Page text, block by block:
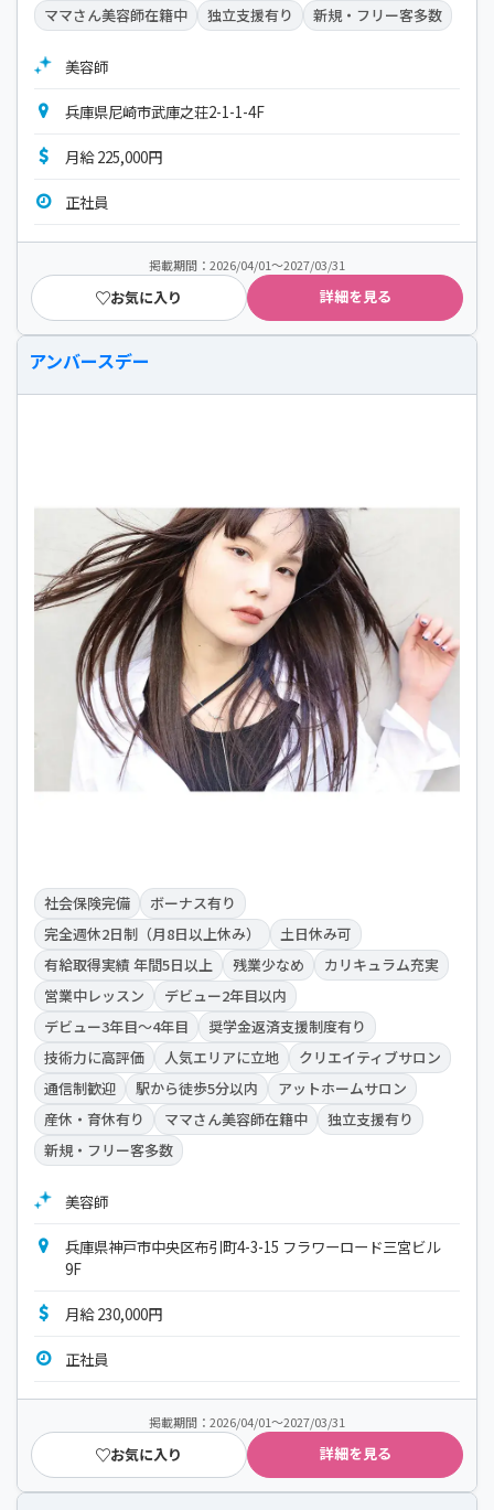
ママさん美容師在籍中
独立支援有り 新規・フリー客多数
美容師
兵庫県尼崎市武庫之荘2-1-1-4F
月給 225,000円
正社員
掲載期間：2026/04/01～2027/03/31
お気に入り 詳細を見る
アンバースデー
社会保険完備
ボーナス有り
完全週休2日制（月8日以上休み）
土日休み可
有給取得実績 年間5日以上
残業少なめ
カリキュラム充実
営業中レッスン
デビュー2年目以内
デビュー3年目～4年目
奨学金返済支援制度有り
技術力に高評価
人気エリアに立地
クリエイティブサロン
通信制歓迎
駅から徒歩5分以内
アットホームサロン
産休・育休有り
ママさん美容師在籍中
独立支援有り
新規・フリー客多数
美容師
兵庫県神戸市中央区布引町4-3-15 フラワーロード三宮ビル
9F
月給 230,000円
正社員
掲載期間：2026/04/01～2027/03/31
お気に入り 詳細を見る